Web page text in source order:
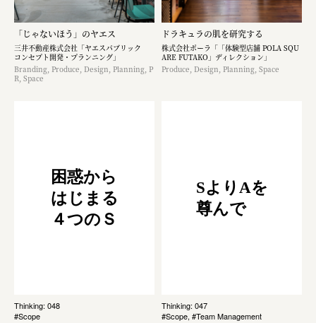
「じゃないほう」のヤエス
三井不動産株式会社「ヤエスパブリック
コンセプト開発・プランニング」
Branding, Produce, Design, Planning, P
R, Space
ドラキュラの肌を研究する
株式会社ポーラ「「体験型店舗 POLA SQU
ARE FUTAKO」ディレクション」
Produce, Design, Planning, Space
困惑から
はじまる
４つのＳ
Thinking: 048
#Scope
SよりAを
尊んで
Thinking: 047
#Scope, #Team Management